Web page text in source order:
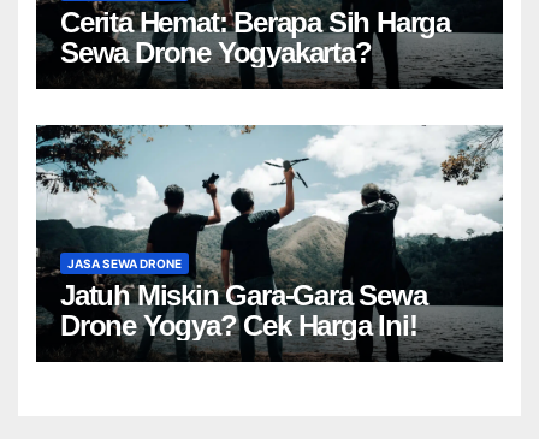
Cerita Hemat: Berapa Sih Harga
Sewa Drone Yogyakarta?
JASA SEWA DRONE
Jatuh Miskin Gara-Gara Sewa
Drone Yogya? Cek Harga Ini!